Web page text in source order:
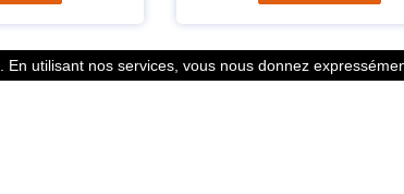
utilisant nos services, vous nous donnez